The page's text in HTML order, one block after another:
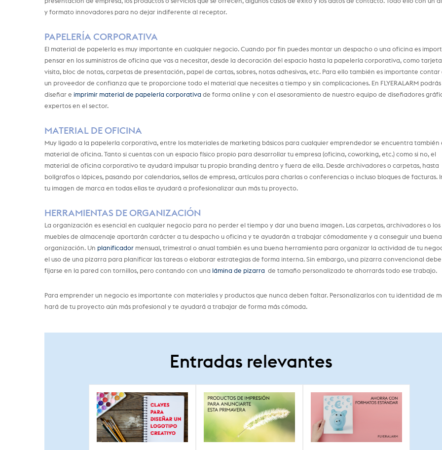
y formato innovadores para no dejar indiferente al receptor.
PAPELERÍA CORPORATIVA
El material de papelería es muy importante en cualquier negocio. Cuando por fin puedes montar un despacho o una oficina es
pensar en los suministros de oficina que vas a necesitar, desde la decoración del espacio hasta la papelería corporativa, como
visita, bloc de notas, carpetas de presentación, papel de cartas, sobres, notas adhesivas, etc. Para ello también es importante contar
un proveedor de confianza que te proporcione todo el material que necesites a tiempo y sin complicaciones. En FLYERALARM podrás
diseñar e imprimir material de papelería corporativa de forma online y con el asesoramiento de nuestro equipo de diseñadores
expertos en el sector.
MATERIAL DE OFICINA
Muy ligado a la papelería corporativa, entre los materiales de marketing básicos para cualquier emprendedor se encuentra también
material de oficina. Tanto si cuentas con un espacio físico propio para desarrollar tu empresa (oficina, coworking, etc.) como si no, el
material de oficina corporativo te ayudará impulsar tu propio branding dentro y fuera de ella. Desde archivadores o carpetas, hasta
bolígrafos o lápices, pasando por calendarios, sellos de empresa, artículos para charlas o conferencias o incluso bloques de facturas.
tu imagen de marca en todas ellas te ayudará a profesionalizar aun más tu proyecto.
HERRAMIENTAS DE ORGANIZACIÓN
La organización es esencial en cualquier negocio para no perder el tiempo y dar una buena imagen. Las carpetas, archivadores o los
muebles de almacenaje aportarán carácter a tu despacho u oficina y te ayudarán a trabajar cómodamente y a conseguir una buena
organización. Un planificador mensual, trimestral o anual también es una buena herramienta para organizar la actividad de tu
el uso de una pizarra para planificar las tareas o elaborar estrategias de forma interna. Sin embargo, una pizarra convencional debe
fijarse en la pared con tornillos, pero contando con una lámina de pizarra de tamaño personalizado te ahorrarás todo ese trabajo.
Para emprender un negocio es importante con materiales y productos que nunca deben faltar. Personalizarlos con tu identidad de
hará de tu proyecto aún más profesional y te ayudará a trabajar de forma más cómoda.
Entradas relevantes